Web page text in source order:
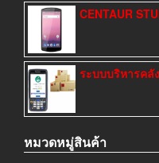
CENTAUR
ระบบบริหารคลั
หมวดหมู่สินค้า